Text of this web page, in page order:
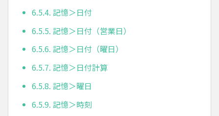
6.5.4. 記憶＞日付
6.5.5. 記憶＞日付（営業日）
6.5.6. 記憶＞日付（曜日）
6.5.7. 記憶＞日付計算
6.5.8. 記憶＞曜日
6.5.9. 記憶＞時刻